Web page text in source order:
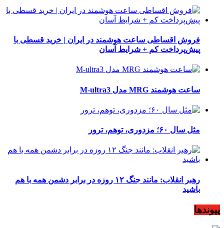
فروش اقساطی ساعت هوشمند در ایران | خرید قسطی با
پیش‌پرداخت کم + شرایط آسان
ساعت هوشمند MRG مدل M-ultra3
مثل سال ۶۰؛ مزدوری، توهم، ترور
رهبر انقلاب: مانند جنگ ۱۲ روزه در برابر دشمن همه با هم
باشید
پیوندها